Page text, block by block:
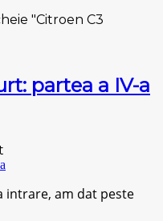
"Citroen C3
partea a IV-a
intrare, am dat peste